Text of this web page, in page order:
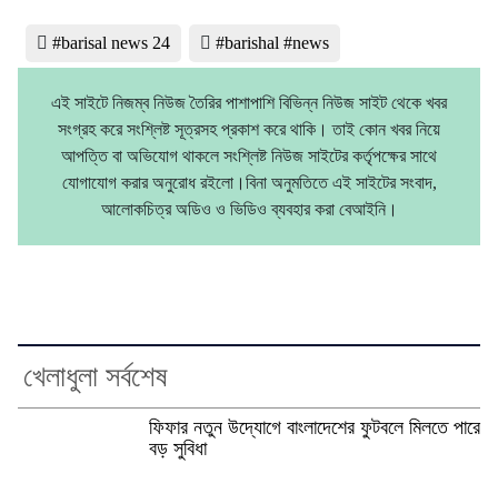
#barisal news 24 #barishal #news
এই সাইটে নিজম্ব নিউজ তৈরির পাশাপাশি বিভিন্ন নিউজ সাইট থেকে খবর
সংগ্রহ করে সংশ্লিষ্ট সূত্রসহ প্রকাশ করে থাকি। তাই কোন খবর নিয়ে
আপত্তি বা অভিযোগ থাকলে সংশ্লিষ্ট নিউজ সাইটের কর্তৃপক্ষের সাথে
যোগাযোগ করার অনুরোধ রইলো।বিনা অনুমতিতে এই সাইটের সংবাদ,
আলোকচিত্র অডিও ও ভিডিও ব্যবহার করা বেআইনি।
খেলাধুলা সর্বশেষ
ফিফার নতুন উদ্যোগে বাংলাদেশের ফুটবলে মিলতে পারে
বড় সুবিধা